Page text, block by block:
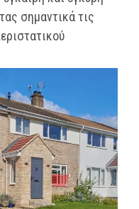
σημαντικά τις